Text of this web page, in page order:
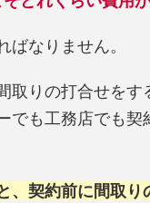
ばなりません。
取りの打合せをす
でも工務店でも契
、契約前に間取り